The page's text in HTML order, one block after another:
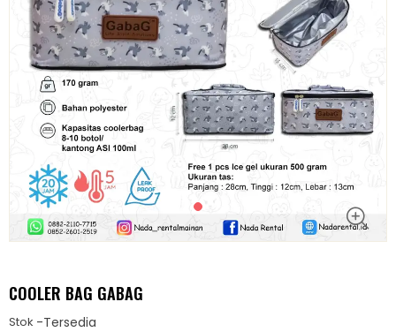
COOLER BAG GABAG
Stok -Tersedia